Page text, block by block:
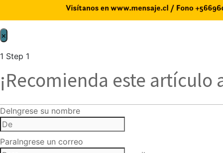
×
1 Step 1
¡Recomienda este artículo
DeIngrese su nombre
ParaIngrese un correo